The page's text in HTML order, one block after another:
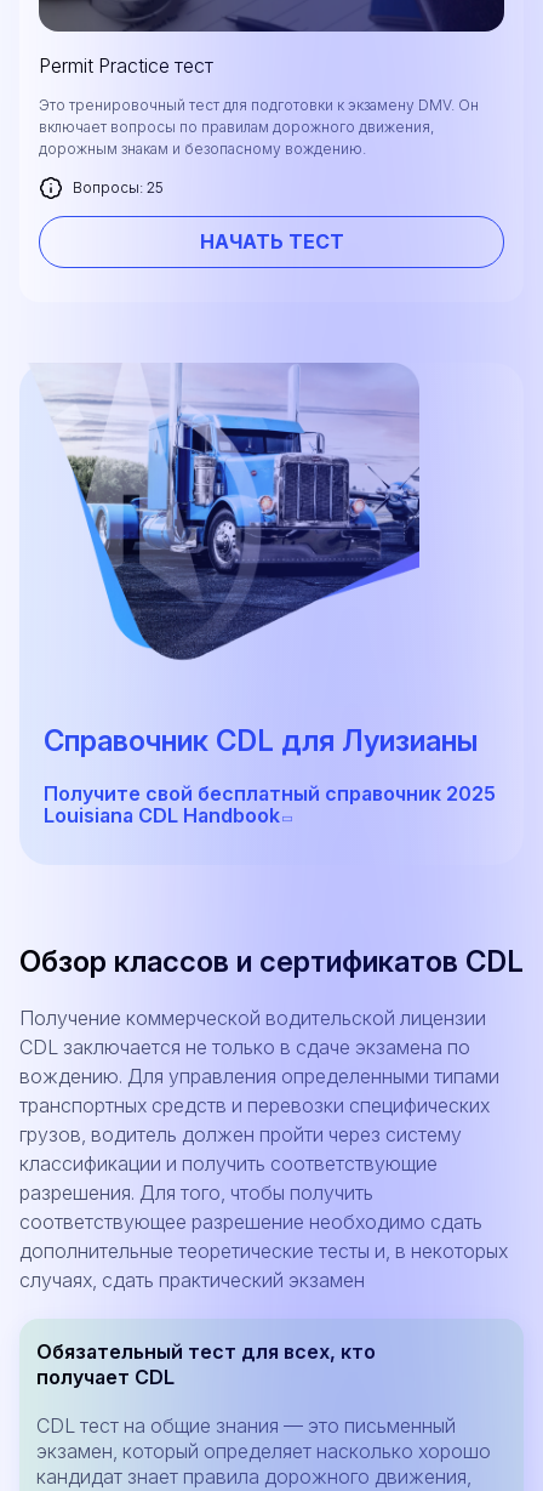
Permit Practice тест
Это тренировочный тест для подготовки к экзамену DMV. Он
включает вопросы по правилам дорожного движения,
дорожным знакам и безопасному вождению.
Вопросы: 25
НАЧАТЬ ТЕСТ
Справочник CDL для Луизианы
Получите свой бесплатный справочник 2025
Louisiana CDL Handbook
Обзор классов и сертификатов CDL
Получение коммерческой водительской лицензии
CDL заключается не только в сдаче экзамена по
вождению. Для управления определенными типами
транспортных средств и перевозки специфических
грузов, водитель должен пройти через систему
классификации и получить соответствующие
разрешения. Для того, чтобы получить
соответствующее разрешение необходимо сдать
дополнительные теоретические тесты и, в некоторых
случаях, сдать практический экзамен
Обязательный тест для всех, кто
получает CDL
CDL тест на общие знания — это письменный
экзамен, который определяет насколько хорошо
кандидат знает правила дорожного движения,